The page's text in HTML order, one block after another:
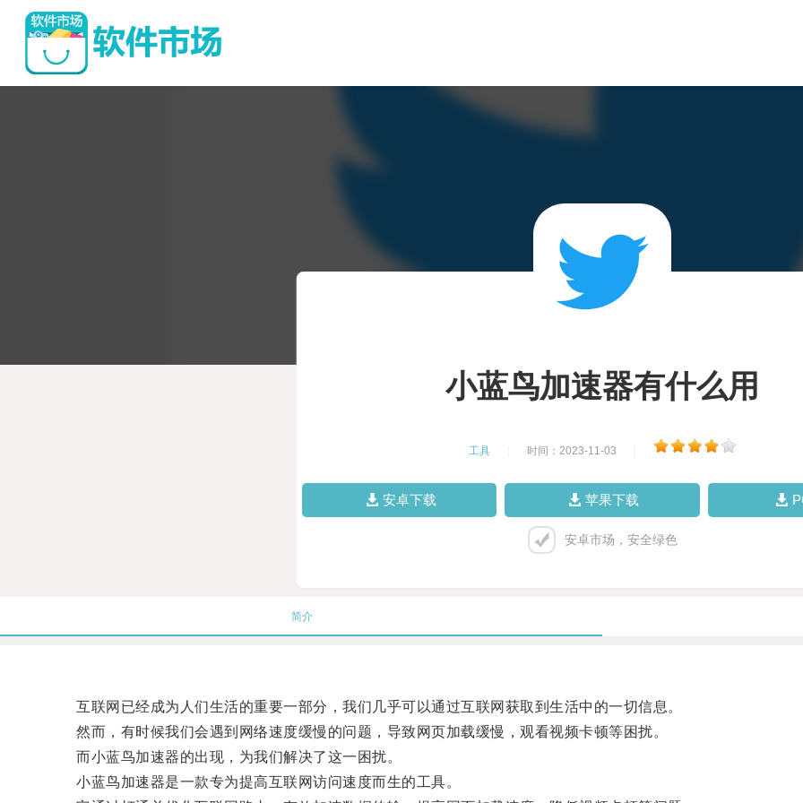
小蓝鸟加速器有什么用
工具 时间：2023-11-03
安卓下载 苹果下载
安卓市场，安全绿色
简介
互联网已经成为人们生活的重要一部分，我们几乎可以通过互联网获取到生活中的一切信息。
然而，有时候我们会遇到网络速度缓慢的问题，导致网页加载缓慢，观看视频卡顿等困扰。
而小蓝鸟加速器的出现，为我们解决了这一困扰。
小蓝鸟加速器是一款专为提高互联网访问速度而生的工具。